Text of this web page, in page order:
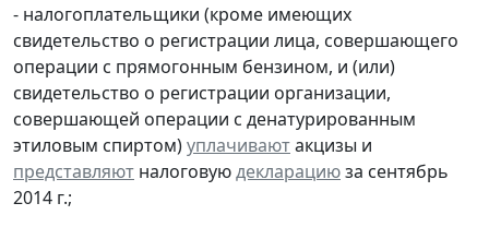
- налогоплательщики (кроме имеющих
свидетельство о регистрации лица, совершающего
операции с прямогонным бензином, и (или)
свидетельство о регистрации организации,
совершающей операции с денатурированным
этиловым спиртом)уплачиваютакцизы и
представляют налоговуюдекларациюза сентябрь
2014 г.;